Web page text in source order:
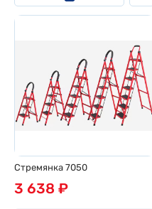
Стремянка 7050
3 638 ₽